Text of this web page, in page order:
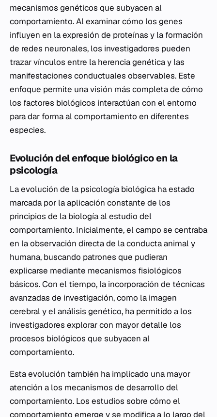
mecanismos genéticos que subyacen al
comportamiento. Al examinar cómo los genes
influyen en la expresión de proteínas y la formación
de redes neuronales, los investigadores pueden
trazar vínculos entre la herencia genética y las
manifestaciones conductuales observables. Este
enfoque permite una visión más completa de cómo
los factores biológicos interactúan con el entorno
para dar forma al comportamiento en diferentes
especies.
Evolución del enfoque biológico en la
psicología
La evolución de la psicología biológica ha estado
marcada por la aplicación constante de los
principios de la biología al estudio del
comportamiento. Inicialmente, el campo se centraba
en la observación directa de la conducta animal y
humana, buscando patrones que pudieran
explicarse mediante mecanismos fisiológicos
básicos. Con el tiempo, la incorporación de técnicas
avanzadas de investigación, como la imagen
cerebral y el análisis genético, ha permitido a los
investigadores explorar con mayor detalle los
procesos biológicos que subyacen al
comportamiento.
Esta evolución también ha implicado una mayor
atención a los mecanismos de desarrollo del
comportamiento. Los estudios sobre cómo el
comportamiento emerge y se modifica a lo largo del